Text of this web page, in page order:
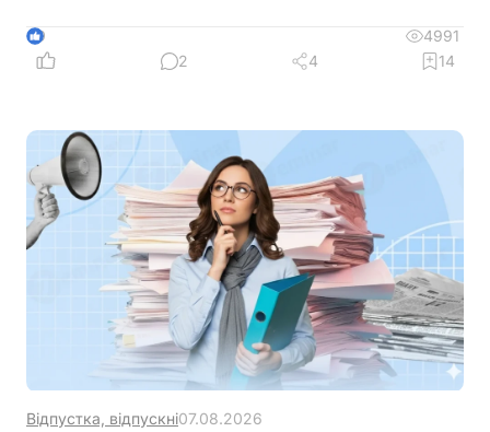
ключових критеріїв для збереження статусу
критично важливого підприємства. Її можна
відповідно до чинних вимог. Щоб уникнути
помилок, скористайтеся Калькулятором
«Середня зарплата для бронювання», який
допоможе швидко визначити необхідний
показник та підготувати довідку
9
4991
2
4 14
Відпустка, відпускні07.08.2026